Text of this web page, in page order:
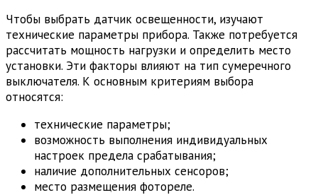
Чтобы выбрать датчик освещенности, изучают
технические параметры прибора. Также потребуется
рассчитать мощность нагрузки и определить место
установки. Эти факторы влияют на тип сумеречного
выключателя. К основным критериям выбора
относятся:
технические параметры;
возможность выполнения индивидуальных
настроек предела срабатывания;
наличие дополнительных сенсоров;
место размещения фотореле.